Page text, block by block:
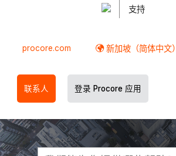
支持
procore.com 新加坡（简体中文）
联系人 登录 Procore 应用